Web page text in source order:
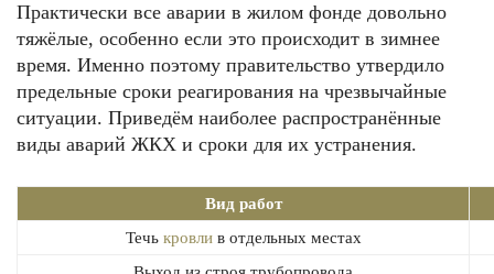
Практически все аварии в жилом фонде довольно
тяжёлые, особенно если это происходит в зимнее
время. Именно поэтому правительство утвердило
предельные сроки реагирования на чрезвычайные
ситуации. Приведём наиболее распространённые
виды аварий ЖКХ и сроки для их устранения.
Вид работ
Течь кровлив отдельных местах